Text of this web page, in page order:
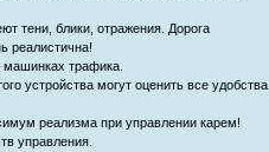
тени, блики, отражения. Дорога
реалистична!
машинках трафика.
устройства могут оценить все удобства
реализма при управлении карем!
управления.